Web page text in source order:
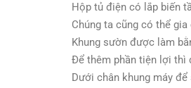
Hộp tủ điện có lắp biến
Chúng ta cũng có thể
Khung sườn được làm
Để thêm phần tiện lợi thì
Dưới chân khung máy